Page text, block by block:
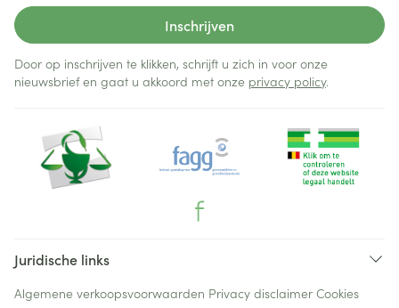
Inschrijven
Door op inschrijven te klikken, schrijft u zich in voor onze
nieuwsbrief en gaat u akkoord met onze privacy policy.
Juridische links
Algemene verkoopsvoorwaarden Privacy disclaimer Cookies